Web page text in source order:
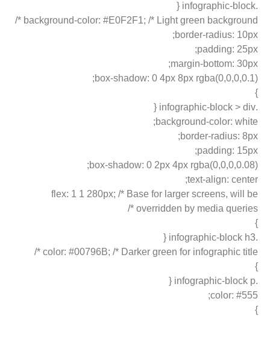
.infographic-block {
background-color: #E0F2F1; /* Light green background */
border-radius: 10px;
padding: 25px;
margin-bottom: 30px;
box-shadow: 0 4px 8px rgba(0,0,0,0.1);
}
.infographic-block > div {
background-color: white;
border-radius: 8px;
padding: 15px;
box-shadow: 0 2px 4px rgba(0,0,0,0.08);
text-align: center;
flex: 1 1 280px; /* Base for larger screens, will be
overridden by media queries */
}
.infographic-block h3 {
color: #00796B; /* Darker green for infographic title */
}
.infographic-block p {
color: #555;
}